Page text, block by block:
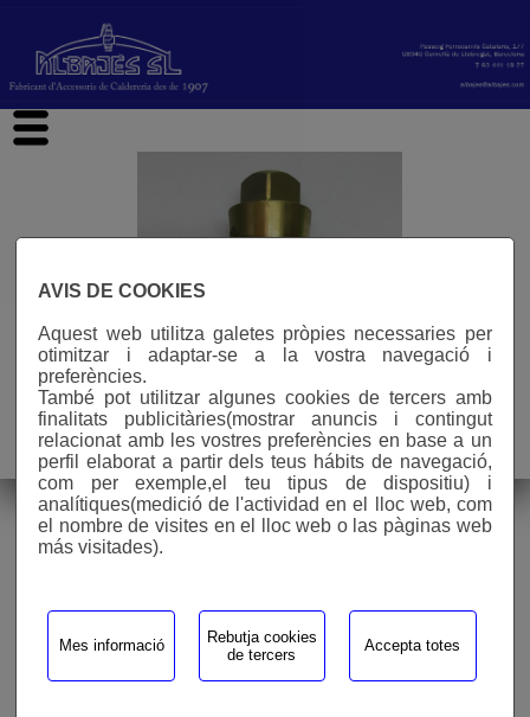
AVIS DE COOKIES
Aquest web utilitza galetes pròpies necessaries per
otimitzar i adaptar-se a la vostra navegació i
preferències.
També pot utilitzar algunes cookies de tercers amb
finalitats publicitàries(mostrar anuncis i contingut
relacionat amb les vostres preferències en base a un
perfil elaborat a partir dels teus hábits de navegació,
com per exemple,el teu tipus de dispositiu) i
analítiques(medició de l'actividad en el lloc web, com
el nombre de visites en el lloc web o las pàginas web
más visitades).
Mes informació
Rebutja cookies
de tercers
Accepta totes
Avís legal
n° visites: 587730